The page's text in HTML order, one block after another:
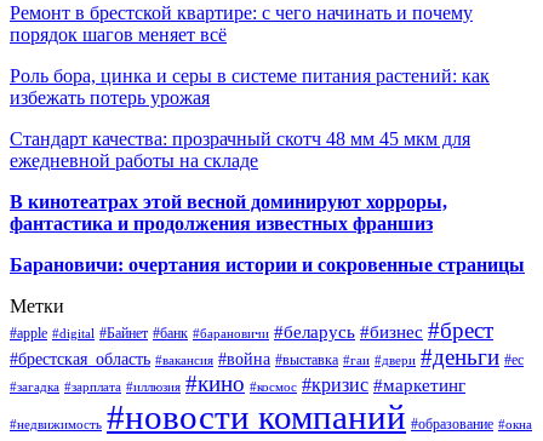
Ремонт в брестской квартире: с чего начинать и почему
порядок шагов меняет всё
Роль бора, цинка и серы в системе питания растений: как
избежать потерь урожая
Стандарт качества: прозрачный скотч 48 мм 45 мкм для
ежедневной работы на складе
В кинотеатрах этой весной доминируют хорроры,
фантастика и продолжения известных франшиз
Барановичи: очертания истории и сокровенные страницы
Метки
#apple #digital #Байнет #банк #барановичи #беларусь #бизнес #брест
#брестская_область #вакансия #война #выставка #гаи #двери #деньги #ес
#загадка #зарплата #иллюзия #кино #космос #кризис #маркетинг
#недвижимость #новости компаний #образование #окна